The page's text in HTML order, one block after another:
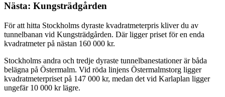
Nästa: Kungsträdgården
För att hitta Stockholms dyraste kvadratmeterpris kliver du av
tunnelbanan vid Kungsträdgården. Där ligger priset för en enda
kvadratmeter på nästan 160 000 kr.
Stockholms andra och tredje dyraste tunnelbanestationer är båda
belägna på Östermalm. Vid röda linjens Östermalmstorg ligger
kvadratmeterpriset på 147 000 kr, medan det vid Karlaplan ligger
ungefär 10 000 kr lägre.